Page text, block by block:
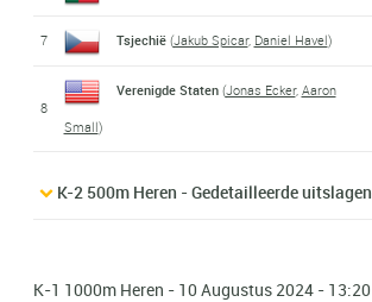
7 Tsjechië(Jakub Spicar, Daniel Havel)
8
Verenigde Staten(Jonas Ecker, Aaron
Small)
K-2 500m Heren - Gedetailleerde uitslagen
K-1 1000m Heren - 10 Augustus 2024 - 13:20